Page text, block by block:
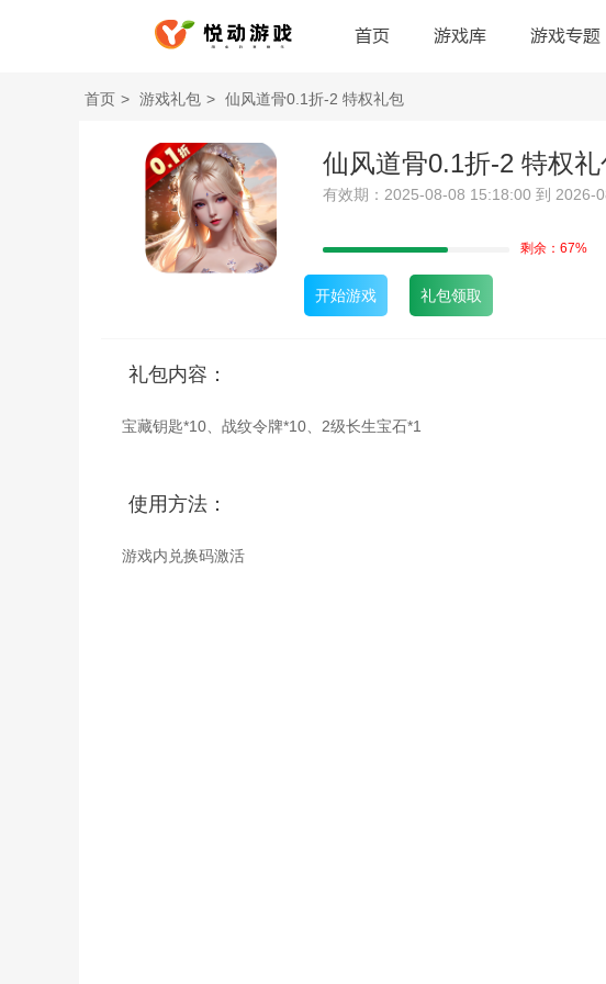
首页 游戏库 游戏专题
首页 > 游戏礼包 > 仙风道骨0.1折-2 特权礼包
仙风道骨0.1折-2 特权
有效期：2025-08-08 15:18:00 到 2026-
剩余：67%
开始游戏 礼包领取
礼包内容：
宝藏钥匙*10、战纹令牌*10、2级长生宝石*1
使用方法：
游戏内兑换码激活